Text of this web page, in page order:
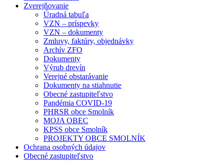
Zverejňovanie
Úradná tabuľa
VZN – príspevky
VZN – dokumenty
Zmluvy, faktúry, objednávky
Archív ZFO
Dokumenty
Výrub drevín
Verejné obstarávanie
Dokumenty na stiahnutie
Obecné zastupiteľstvo
Pandémia COVID-19
PHRSR obce Smolník
MOJA OBEC
KPSS obce Smolník
PROJEKTY OBCE SMOLNÍK
Ochrana osobných údajov
Obecné zastupiteľstvo